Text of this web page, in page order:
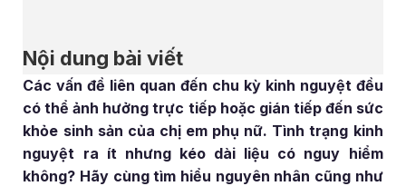
Nội dung bài viết
Các vấn đề liên quan đến chu kỳ kinh nguyệt đều
có thể ảnh hưởng trực tiếp hoặc gián tiếp đến sức
khỏe sinh sản của chị em phụ nữ. Tình trạng kinh
nguyệt ra ít nhưng kéo dài liệu có nguy hiểm
không? Hãy cùng tìm hiểu nguyên nhân cũng như